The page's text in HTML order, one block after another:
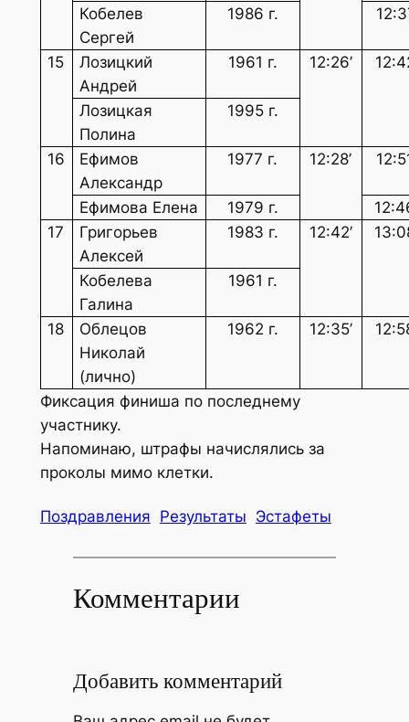
Кобелев
Сергей
1986 г.
15
Лозицкий
Андрей
1961 г. 12:26’
Лозицкая
Полина
1995 г.
16
Ефимов
Александр
1977 г. 12:28’
Ефимова Елена 1979 г.
17
Григорьев
Алексей
1983 г. 12:42’
Кобелева
Галина
1961 г.
18
Облецов
Николай
(лично)
1962 г. 12:35’
Фиксация финиша по последнему
участнику.
Напоминаю, штрафы начислялись за
проколы мимо клетки.
Поздравления Результаты Эстафеты
Комментарии
Добавить комментарий